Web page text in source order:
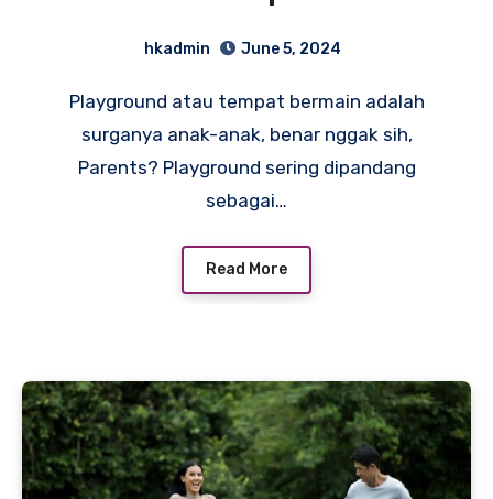
Menyenangkan!
hkadmin June 5, 2024
Playground atau tempat bermain adalah
surganya anak-anak, benar nggak sih,
Parents? Playground sering dipandang
sebagai…
Read More